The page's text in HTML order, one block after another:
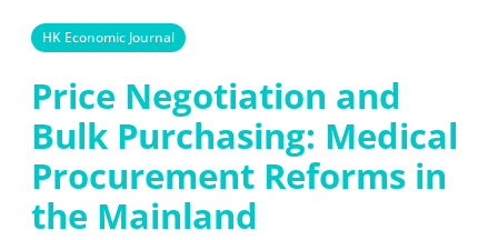
HK Economic Journal
Price Negotiation and
Bulk Purchasing: Medical
Procurement Reforms in
the Mainland